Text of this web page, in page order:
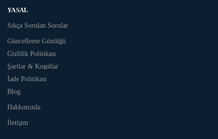
YASAL
Sıkça Sorulan Sorular
Güncelleme Günlüğü
Gizlilik Politikası
Şartlar & Koşullar
İade Politikası
Blog
Hakkımızda
İletişim